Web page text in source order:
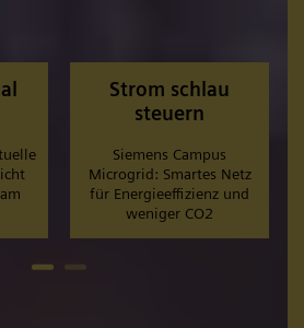
Strom schlau
steuern
Siemens Campus
Microgrid: Smartes Netz
für Energieeffizienz und
weniger CO2